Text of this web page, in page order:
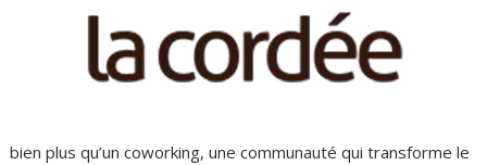
bien plus qu’un coworking, une communauté qui transforme le